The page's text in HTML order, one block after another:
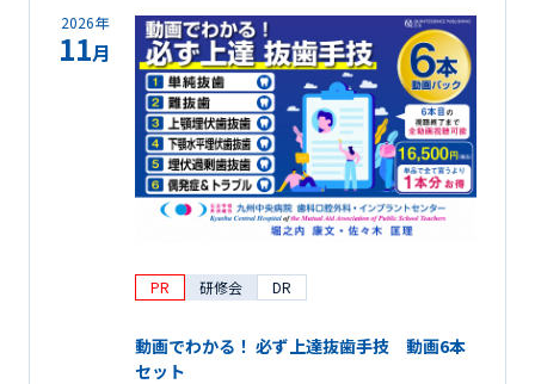
2026年
11月
PR 研修会 DR
動画でわかる！ 必ず上達抜歯手技 動画6本
セット